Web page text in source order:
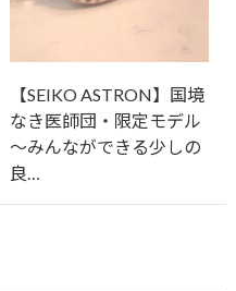
【SEIKO ASTRON】国境
なき医師団・限定モデル
～みんなができる少しの
良…